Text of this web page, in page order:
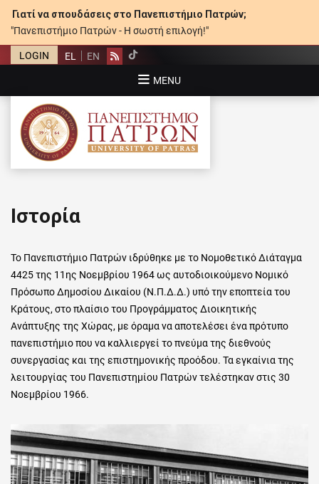
Γιατί να σπουδάσεις στο Πανεπιστήμιο Πατρών;
"Πανεπιστήμιο Πατρών - Η σωστή επιλογή!"
LOGIN EL EN Rss
MENU
ΠΑΝΕΠΙΣΤΉΜΙΟ ΠΑΤΡΏΝ
Ιστορία
Το Πανεπιστήμιο Πατρών ιδρύθηκε με το Νομοθετικό Διάταγμα
4425 της 11ης Νοεμβρίου 1964 ως αυτοδιοικούμενο Νομικό
Πρόσωπο Δημοσίου Δικαίου (Ν.Π.Δ.Δ.) υπό την εποπτεία του
Κράτους, στο πλαίσιο του Προγράμματος Διοικητικής
Ανάπτυξης της Χώρας, με όραμα να αποτελέσει ένα πρότυπο
πανεπιστήμιο που να καλλιεργεί το πνεύμα της διεθνούς
συνεργασίας και της επιστημονικής προόδου. Τα εγκαίνια της
λειτουργίας του Πανεπιστημίου Πατρών τελέστηκαν στις 30
Νοεμβρίου 1966.